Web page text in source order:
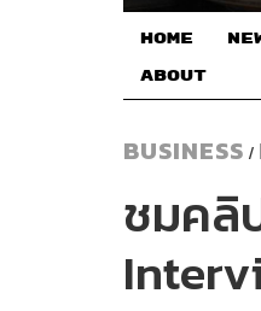
HOME
ABOUT
BUSINESS /
ชมคลิ